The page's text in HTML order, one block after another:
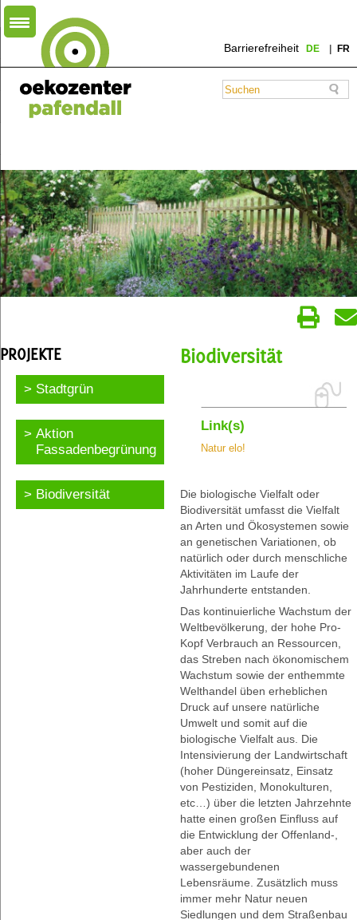
Barrierefreiheit DE FR
PROJEKTE
Stadtgrün
Aktion
Fassadenbegrünung
Biodiversität
Biodiversität
Link(s)
Natur elo!
Die biologische Vielfalt oder
Biodiversität umfasst die Vielfalt
an Arten und Ökosystemen sowie
an genetischen Variationen, ob
natürlich oder durch menschliche
Aktivitäten im Laufe der
Jahrhunderte entstanden.
Das kontinuierliche Wachstum der
Weltbevölkerung, der hohe Pro-
Kopf Verbrauch an Ressourcen,
das Streben nach ökonomischem
Wachstum sowie der enthemmte
Welthandel üben erheblichen
Druck auf unsere natürliche
Umwelt und somit auf die
biologische Vielfalt aus. Die
Intensivierung der Landwirtschaft
(hoher Düngereinsatz, Einsatz
von Pestiziden, Monokulturen,
etc…) über die letzten Jahrzehnte
hatte einen großen Einfluss auf
die Entwicklung der Offenland-,
aber auch der
wassergebundenen
Lebensräume. Zusätzlich muss
immer mehr Natur neuen
Siedlungen und dem Straßenbau